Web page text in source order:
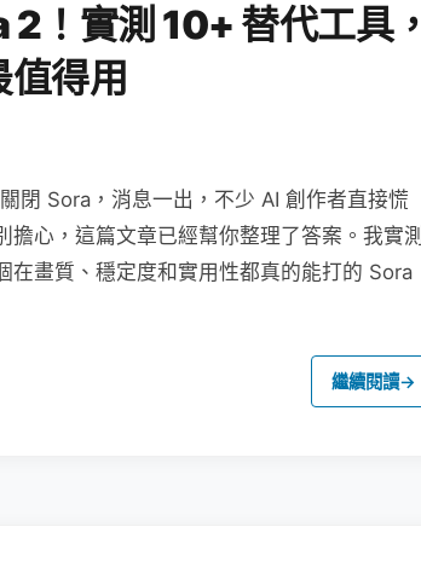
！實測 10+ 替代工具，
得用
閉 Sora，消息一出，不少 AI 創作者直接慌
心，這篇文章已經幫你整理了答案。我實測
畫質、穩定度和實用性都真的能打的 Sora
繼續閱讀→